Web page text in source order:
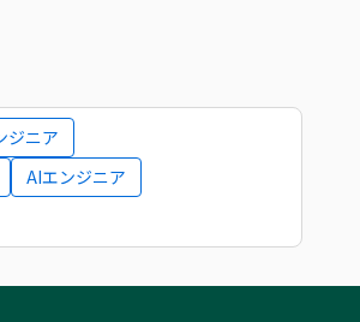
ジニア
AIエンジニア